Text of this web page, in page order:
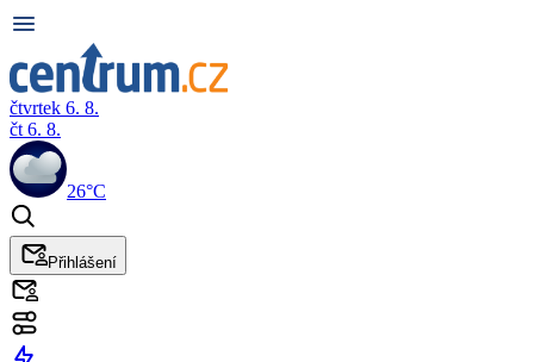
čtvrtek 6. 8.
čt 6. 8.
26°C
Přihlášení